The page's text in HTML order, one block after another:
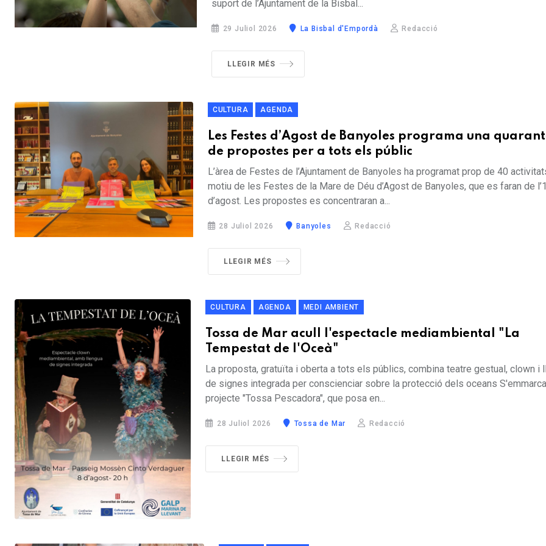
suport de l’Ajuntament de la Bisbal...
29 Juliol 2026 La Bisbal d'Empordà Redacció
LLEGIR MÉS
CULTURA AGENDA
Les Festes d’Agost de Banyoles programa una
de propostes per a tots els públic
L’àrea de Festes de l’Ajuntament de Banyoles ha programat prop de 40
motiu de les Festes de la Mare de Déu d’Agost de Banyoles, que es faran de
d’agost. Les propostes es concentraran a...
28 Juliol 2026 Banyoles Redacció
LLEGIR MÉS
CULTURA AGENDA MEDI AMBIENT
Tossa de Mar acull l'espectacle mediambiental "La
Tempestat de l'Oceà"
La proposta, gratuïta i oberta a tots els públics, combina teatre gestual, clown i
de signes integrada per conscienciar sobre la protecció dels oceans
projecte "Tossa Pescadora", que posa en...
28 Juliol 2026 Tossa de Mar Redacció
LLEGIR MÉS